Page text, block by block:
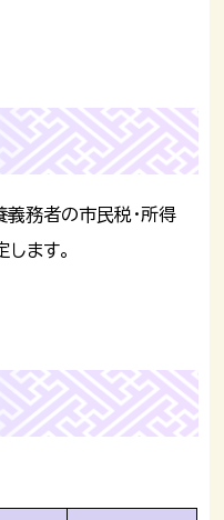
務者の市民税・所得
ます。